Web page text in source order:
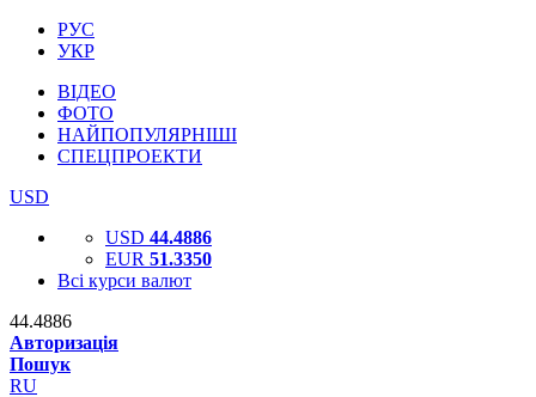
РУС
УКР
ВІДЕО
ФОТО
НАЙПОПУЛЯРНІШІ
СПЕЦПРОЕКТИ
USD
USD 44.4886
EUR 51.3350
Всі курси валют
44.4886
Авторизація
Пошук
RU